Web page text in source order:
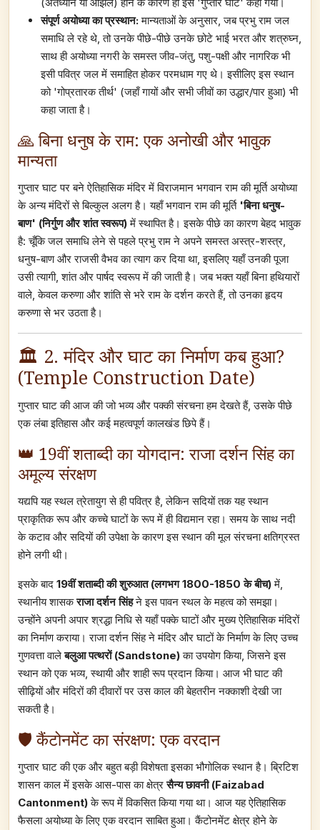
संपूर्ण अयोध्या का प्रस्थान:मान्यताओं के अनुसार, जब प्रभु राम जल
समाधि ले रहे थे, तो उनके पीछे-पीछे उनके छोटे भाई भरत और शत्रुघ्न,
साथ ही अयोध्या नगरी के समस्त जीव-जंतु, पशु-पक्षी और नागरिक भी
इसी पवित्र जल में समाहित होकर परमधाम गए थे। इसीलिए इस स्थान
को 'गोप्रतारक तीर्थ' (जहाँ गायों और सभी जीवों का उद्धार/पार हुआ) भी
कहा जाता है।
🙏 बिना धनुष के राम: एक अनोखी और भावुक
मान्यता
गुप्तार घाट पर बने ऐतिहासिक मंदिर में विराजमान भगवान राम की मूर्ति अयोध्या
के अन्य मंदिरों से बिल्कुल अलग है। यहाँ भगवान राम की मूर्ति 'बिना धनुष-
बाण' (निर्गुण और शांत स्वरूप)में स्थापित है। इसके पीछे का कारण बेहद भावुक
है: चूँकि जल समाधि लेने से पहले प्रभु राम ने अपने समस्त अस्त्र-शस्त्र,
धनुष-बाण और राजसी वैभव का त्याग कर दिया था, इसलिए यहाँ उनकी पूजा
उसी त्यागी, शांत और पार्षद स्वरूप में की जाती है। जब भक्त यहाँ बिना हथियारों
वाले, केवल करुणा और शांति से भरे राम के दर्शन करते हैं, तो उनका हृदय
करुणा से भर उठता है।
🏛️ 2. मंदिर और घाट का निर्माण कब हुआ?
(Temple Construction Date)
गुप्तार घाट की आज की जो भव्य और पक्की संरचना हम देखते हैं, उसके पीछे
एक लंबा इतिहास और कई महत्वपूर्ण कालखंड छिपे हैं।
👑 19वीं शताब्दी का योगदान: राजा दर्शन सिंह का
अमूल्य संरक्षण
यद्यपि यह स्थल त्रेतायुग से ही पवित्र है, लेकिन सदियों तक यह स्थान
प्राकृतिक रूप और कच्चे घाटों के रूप में ही विद्यमान रहा। समय के साथ नदी
के कटाव और सदियों की उपेक्षा के कारण इस स्थान की मूल संरचना क्षतिग्रस्त
होने लगी थी।
इसके बाद 19वीं शताब्दी की शुरुआत (लगभग 1800-1850 के बीच)में,
स्थानीय शासकराजा दर्शन सिंहने इस पावन स्थल के महत्व को समझा।
उन्होंने अपनी अपार श्रद्धा निधि से यहाँ पक्के घाटों और मुख्य ऐतिहासिक मंदिरों
का निर्माण कराया। राजा दर्शन सिंह ने मंदिर और घाटों के निर्माण के लिए उच्च
गुणवत्ता वालेबलुआ पत्थरों (Sandstone)का उपयोग किया, जिसने इस
स्थान को एक भव्य, स्थायी और शाही रूप प्रदान किया। आज भी घाट की
सीढ़ियों और मंदिरों की दीवारों पर उस काल की बेहतरीन नक्काशी देखी जा
सकती है।
🛡️ कैंटोनमेंट का संरक्षण: एक वरदान
गुप्तार घाट की एक और बहुत बड़ी विशेषता इसका भौगोलिक स्थान है। ब्रिटिश
शासन काल में इसके आस-पास का क्षेत्रसैन्य छावनी (Faizabad
Cantonment)के रूप में विकसित किया गया था। आज यह ऐतिहासिक
फैसला अयोध्या के लिए एक वरदान साबित हुआ। कैंटोनमेंट क्षेत्र होने के